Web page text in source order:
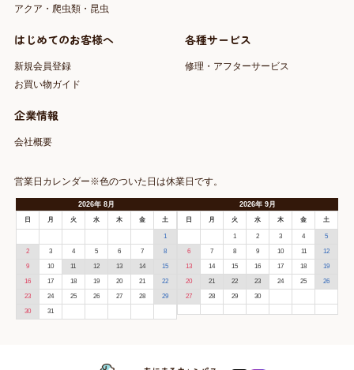
アクア・爬虫類・昆虫
はじめてのお客様へ
新規会員登録
お買い物ガイド
各種サービス
修理・アフターサービス
企業情報
会社概要
営業日カレンダー※色のついた日は休業日です。
2026年 8月
日 月 火 水 木 金 土
1
2 3 4 5 6 7 8
9 10 11 12 13 14 15
16 17 18 19 20 21 22
23 24 25 26 27 28 29
30 31
2026年9月
日 月 火 水 木 金 土
1 2 3 4 5
6 7 8 9 10 11 12
13 14 15 16 17 18 19
20 21 22 23 24 25 26
27 28 29 30